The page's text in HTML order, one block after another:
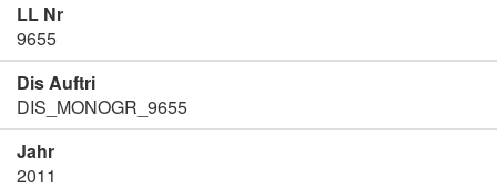
LL Nr
9655
Dis Auftri
DIS_MONOGR_9655
Jahr
2011